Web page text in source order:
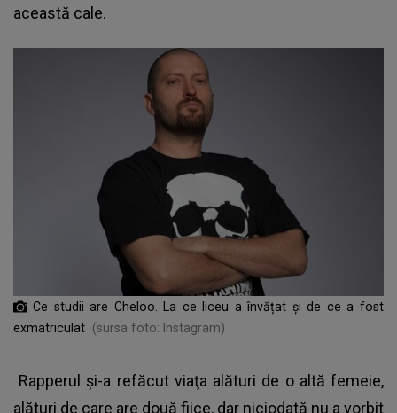
această cale.
Ce studii are Cheloo. La ce liceu a învățat și de ce a fost
exmatriculat (sursa foto: Instagram)
Rapperul şi-a refăcut viaţa alături de o altă femeie,
alături de care are două fiice, dar niciodată nu a vorbit